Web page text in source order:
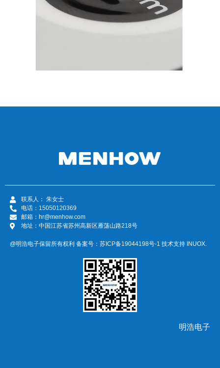
联系人： 朱女士
电话：15050120369
邮箱：hr@menhow.com
地址：中国江苏省苏州高新区雁荡山路218号
@明浩电子保留所有权利 备案号： 苏ICP备19044198号-1 技术支持 INUOX.
明浩电子